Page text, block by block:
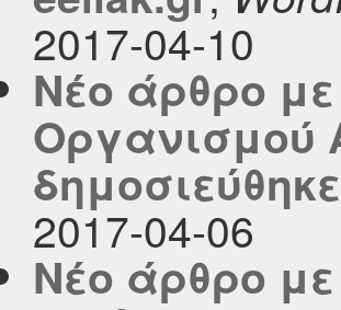
2017-04-10
Νέο άρθρο με
Οργανισμού
2017-04-06
Νέο άρθρο